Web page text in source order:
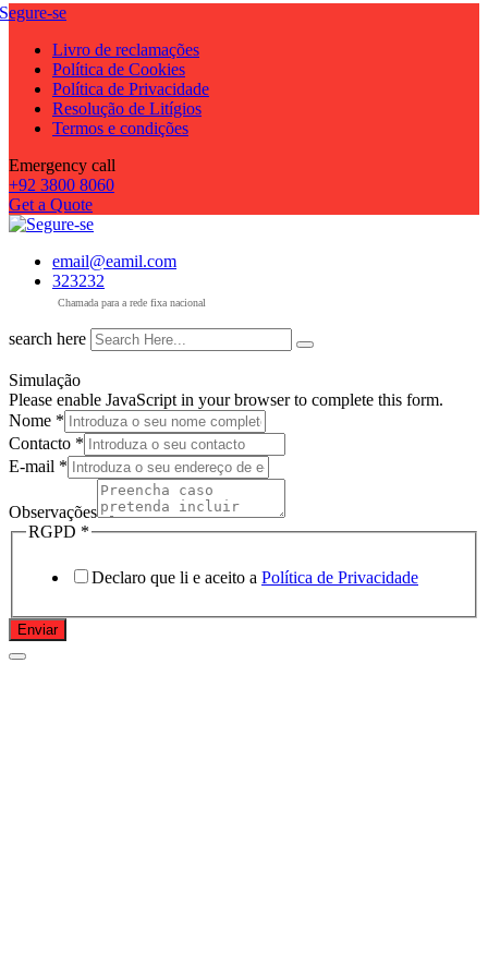
Livro de reclamações
Política de Cookies
Política de Privacidade
Resolução de Litígios
Termos e condições
Emergency call
+92 3800 8060
Get a Quote
email@eamil.com
323232
Chamada para a rede fixa nacional
search here
Simulação
Please enable JavaScript in your browser to complete this form.
Nome *
Contacto *
E-mail *
Observações
RGPD *
Declaro que li e aceito a Política de Privacidade
Enviar